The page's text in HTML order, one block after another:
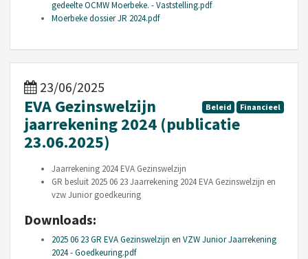
gedeelte OCMW Moerbeke. - Vaststelling.pdf
Moerbeke dossier JR 2024.pdf
23/06/2025
Beleid Financieel
EVA Gezinswelzijn
jaarrekening 2024 (publicatie
23.06.2025)
Jaarrekening 2024 EVA Gezinswelzijn
GR besluit 2025 06 23 Jaarrekening 2024 EVA Gezinswelzijn en
vzw Junior goedkeuring
Downloads:
2025 06 23 GR EVA Gezinswelzijn en VZW Junior Jaarrekening
2024 - Goedkeuring.pdf